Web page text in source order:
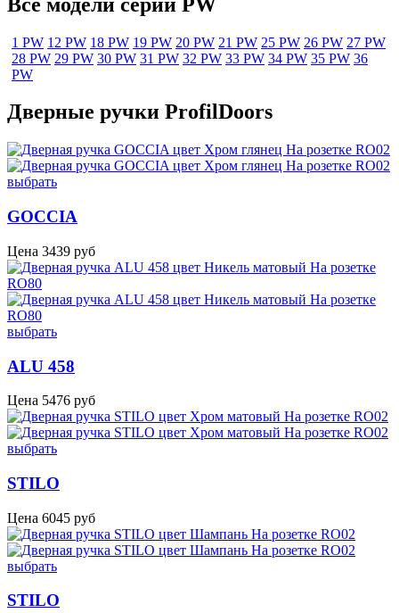
1 PW 12 PW 18 PW 19 PW 20 PW 21 PW 25 PW 26 PW 27 PW
28 PW 29 PW 30 PW 31 PW 32 PW 33 PW 34 PW 35 PW 36
PW
Дверные ручки ProfilDoors
выбрать
GOCCIA
Цена 3439 руб
выбрать
ALU 458
Цена 5476 руб
выбрать
STILO
Цена 6045 руб
выбрать
STILO